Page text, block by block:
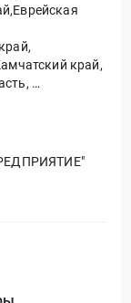
край,